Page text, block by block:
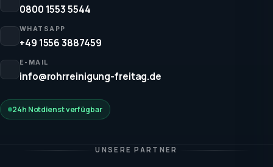
0800 1553 5544
WHATSAPP
+49 1556 3887459
E-MAIL
info@rohrreinigung-freitag.de
24h Notdienst verfügbar
UNSERE PARTNER